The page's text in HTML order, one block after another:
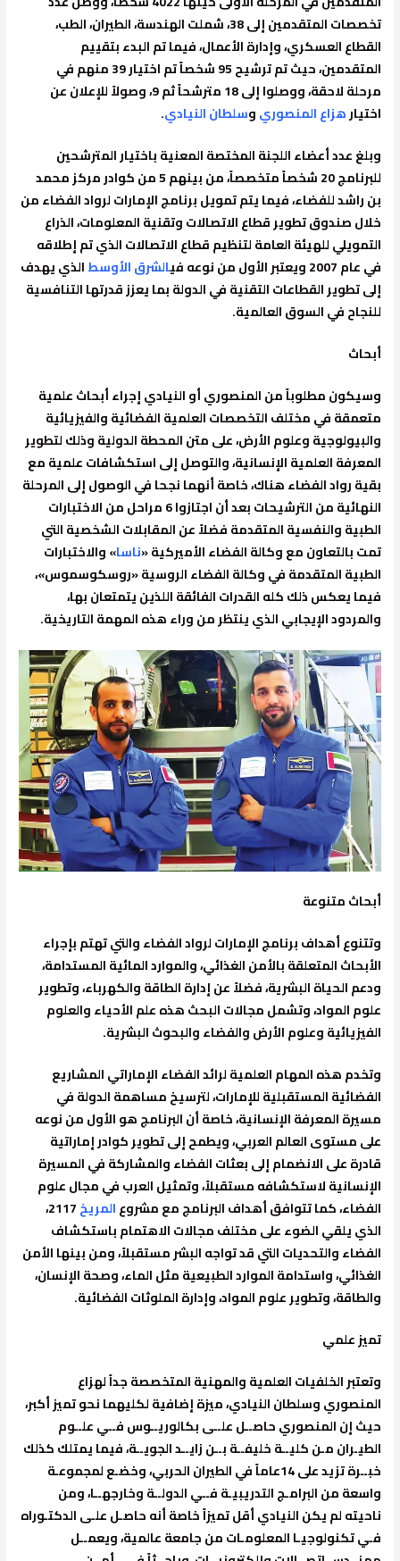
تخصصات المتقدمين إلى 38، شملت الهندسة، الطيران، الطب،
القطاع العسكري، وإدارة الأعمال، فيما تم البدء بتقييم
المتقدمين، حيث تم ترشيح 95 شخصاً تم اختيار 39 منهم في
مرحلة لاحقة، ووصلوا إلى 18 مترشحاً ثم 9، وصولاً للإعلان عن
اختيارهزاع المنصوريوسلطان النيادي.
وبلغ عدد أعضاء اللجنة المختصة المعنية باختيار المترشحين
للبرنامج 20 شخصاً متخصصاً، من بينهم 5 من كوادر مركز محمد
بن راشد للفضاء، فيما يتم تمويل برنامج الإمارات لرواد الفضاء من
خلال صندوق تطوير قطاع الاتصالات وتقنية المعلومات، الذراع
التمويلي للهيئة العامة لتنظيم قطاع الاتصالات الذي تم إطلاقه
في عام 2007 ويعتبر الأول من نوعه في
الشرق الأوسطالذي يهدف
إلى تطوير القطاعات التقنية في الدولة بما يعزز قدرتها التنافسية
للنجاح في السوق العالمية.
أبحاث
وسيكون مطلوباً من المنصوري أو النيادي إجراء أبحاث علمية
متعمقة في مختلف التخصصات العلمية الفضائية والفيزيائية
والبيولوجية وعلوم الأرض، على متن المحطة الدولية وذلك لتطوير
المعرفة العلمية الإنسانية، والتوصل إلى استكشافات علمية مع
بقية رواد الفضاء هناك، خاصة أنهما نجحا في الوصول إلى المرحلة
النهائية من الترشيحات بعد أن اجتازوا 6 مراحل من الاختبارات
الطبية والنفسية المتقدمة فضلاً عن المقابلات الشخصية التي
تمت بالتعاون مع وكالة الفضاء الأميركية «ناسا» والاختبارات
الطبية المتقدمة في وكالة الفضاء الروسية «روسكوسموس»،
فيما يعكس ذلك كله القدرات الفائقة اللذين يتمتعان بها،
والمردود الإيجابي الذي ينتظر من وراء هذه المهمة التاريخية.
أبحاث متنوعة
وتتنوع أهداف برنامج الإمارات لرواد الفضاء والتي تهتم بإجراء
الأبحاث المتعلقة بالأمن الغذائي، والموارد المائية المستدامة،
ودعم الحياة البشرية، فضلاً عن إدارة الطاقة والكهرباء، وتطوير
علوم المواد، وتشمل مجالات البحث هذه علم الأحياء والعلوم
الفيزيائية وعلوم الأرض والفضاء والبحوث البشرية.
وتخدم هذه المهام العلمية لرائد الفضاء الإماراتي المشاريع
الفضائية المستقبلية للإمارات، لترسيخ مساهمة الدولة في
مسيرة المعرفة الإنسانية، خاصة أن البرنامج هو الأول من نوعه
على مستوى العالم العربي، ويطمح إلى تطوير كوادر إماراتية
قادرة على الانضمام إلى بعثات الفضاء والمشاركة في المسيرة
الإنسانية لاستكشافه مستقبلاً، وتمثيل العرب في مجال علوم
الفضاء، كما تتوافق أهداف البرنامج مع مشروعالمريخ
2117،
الذي يلقي الضوء على مختلف مجالات الاهتمام باستكشاف
الفضاء والتحديات التي قد تواجه البشر مستقبلاً، ومن بينها الأمن
الغذائي، واستدامة الموارد الطبيعية مثل الماء، وصحة الإنسان،
والطاقة، وتطوير علوم المواد، وإدارة الملوثات الفضائية.
تميز علمي
وتعتبر الخلفيات العلمية والمهنية المتخصصة جداً لهزاع
المنصوري وسلطان النيادي، ميزة إضافية لكليهما نحو تميز أكبر،
حيث إن المنصوري حاصــل علــى بكالوريــوس فــي علــوم
الطيـران مـن كليــة خليفــة بــن زايــد الجويــة، فيما يمتلك كذلك
خبــرة تزيد على 14عاماً في الطيران الحربي، وخضـع لمجموعـة
واسعة من البرامـج التدريبيـة فــي الدولــة وخارجهــا، ومن
ناحيته لم يكن النيادي أقل تميزاً خاصة أنه حاصـل علـى الدكتـوراه
فـي تكنولوجيـا المعلومـات من جامعة عالمية، ويعمــل